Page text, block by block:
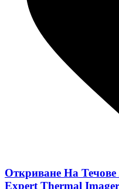
Откриване На
Expert Thermal Imager